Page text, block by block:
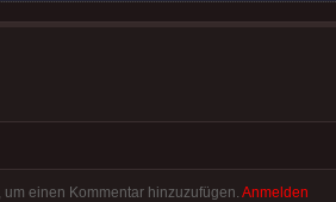
um einen Kommentar hinzuzufügen. Anmelden